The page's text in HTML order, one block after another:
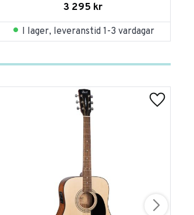
3 295 kr
I lager, leveranstid 1-3 vardagar